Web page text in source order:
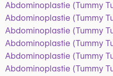
Abdominoplastie (Tummy
Abdominoplastie (Tummy
Abdominoplastie (Tummy
Abdominoplastie (Tummy
Abdominoplastie (Tummy
Abdominoplastie (Tummy